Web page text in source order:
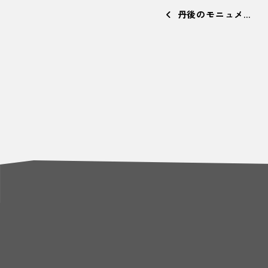
丹後のモニュメ…